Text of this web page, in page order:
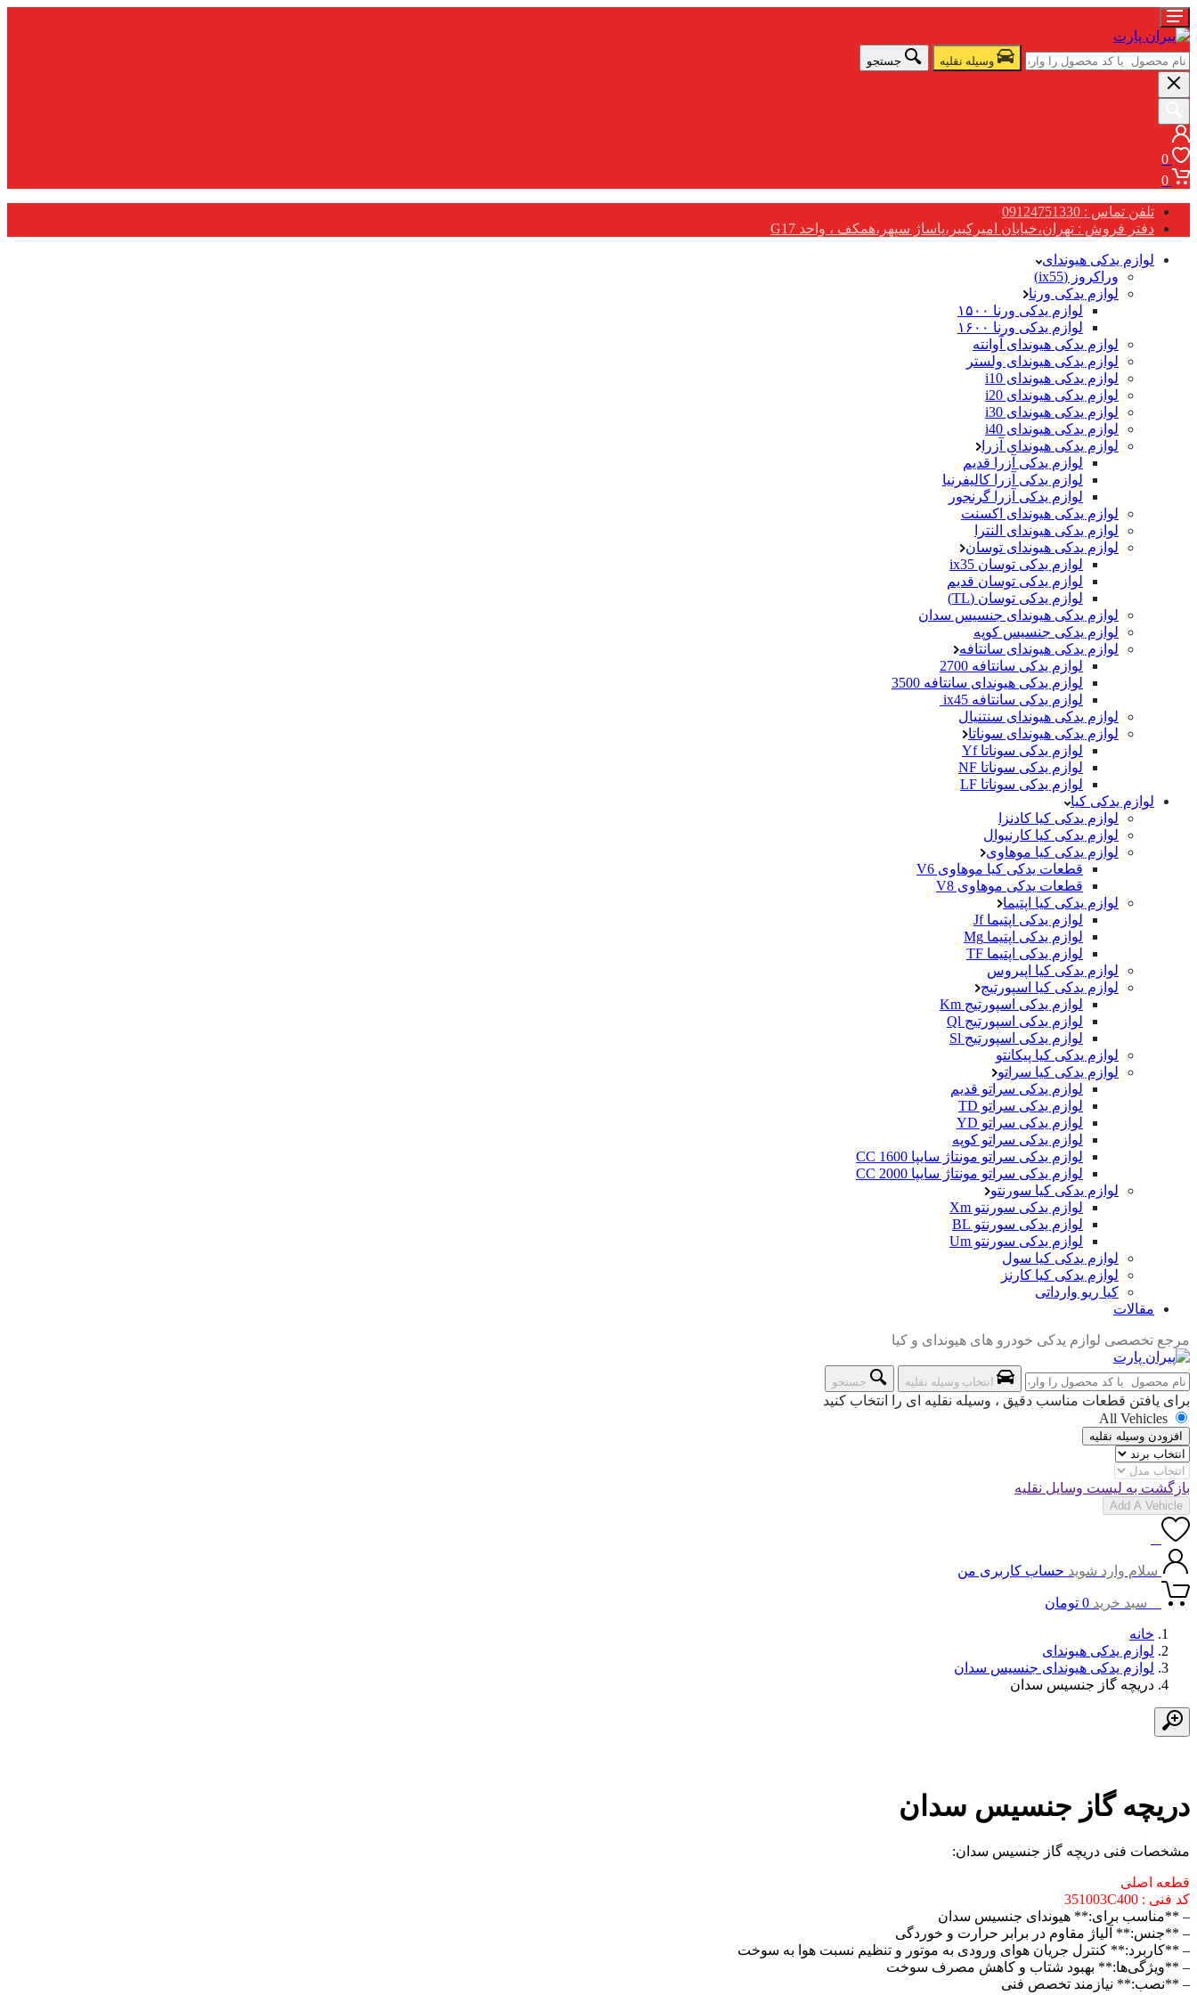
وسیله نقلیه جستجو
0
0
تلفن تماس : 09124751330
دفتر فروش : تهران،خیابان امیرکبیر،پاساژ سپهر،همکف ، واحد G17
لوازم یدکی هیوندای
وراکروز (ix55)
لوازم یدکی ورنا
لوازم یدکی ورنا ۱۵۰۰
لوازم یدکی ورنا ۱۶۰۰
لوازم یدکی هیوندای آوانته
لوازم یدکی هیوندای ولستر
لوازم یدکی هیوندای i10
لوازم یدکی هیوندای i20
لوازم یدکی هیوندای i30
لوازم یدکی هیوندای i40
لوازم یدکی هیوندای آزرا
لوازم یدکی آزرا قدیم
لوازم یدکی آزرا کالیفرنیا
لوازم یدکی آزرا گرنجور
لوازم یدکی هیوندای اکسنت
لوازم یدکی هیوندای النترا
لوازم یدکی هیوندای توسان
لوازم یدکی توسان ix35
لوازم یدکی توسان قدیم
لوازم یدکی توسان (TL)
لوازم یدکی هیوندای جنسیس سدان
لوازم یدکی جنسیس کوپه
لوازم یدکی هیوندای سانتافه
لوازم یدکی سانتافه 2700
لوازم یدکی هیوندای سانتافه 3500
لوازم یدکی سانتافه ix45
لوازم یدکی هیوندای سنتنیال
لوازم یدکی هیوندای سوناتا
لوازم یدکی سوناتا Yf
لوازم یدکی سوناتا NF
لوازم یدکی سوناتا LF
لوازم یدکی کیا
لوازم یدکی کیا کادنزا
لوازم یدکی کیا کارنیوال
لوازم یدکی کیا موهاوی
قطعات یدکی کیا موهاوی V6
قطعات یدکی موهاوی V8
لوازم یدکی کیا اپتیما
لوازم یدکی اپتیما Jf
لوازم یدکی اپتیما Mg
لوازم یدکی اپتیما TF
لوازم یدکی کیا اپیروس
لوازم یدکی کیا اسپورتیج
لوازم یدکی اسپورتیج Km
لوازم یدکی اسپورتیج Ql
لوازم یدکی اسپورتیج Sl
لوازم یدکی کیا پیکانتو
لوازم یدکی کیا سراتو
لوازم یدکی سراتو قدیم
لوازم یدکی سراتو TD
لوازم یدکی سراتو YD
لوازم یدکی سراتو کوپه
لوازم یدکی سراتو مونتاژ سایپا 1600 CC
لوازم یدکی سراتو مونتاژ سایپا 2000 CC
لوازم یدکی کیا سورنتو
لوازم یدکی سورنتو Xm
لوازم یدکی سورنتو BL
لوازم یدکی سورنتو Um
لوازم یدکی کیا سول
لوازم یدکی کیا کارنز
کیا ریو وارداتی
مقالات
مرجع تخصصی لوازم یدکی خودرو های هیوندای و کیا
انتخاب وسیله نقلیه جستجو
برای یافتن قطعات مناسب دقیق ، وسیله نقلیه ای را انتخاب کنید
All Vehicles
افزودن وسیله نقلیه
بازگشت به لیست وسایل نقلیه
Add A Vehicle
سلام وارد شوید حساب کاربری من
سبد خرید 0 تومان
خانه
لوازم یدکی هیوندای
لوازم یدکی هیوندای جنسیس سدان
دریچه گاز جنسیس سدان
دریچه گاز جنسیس سدان
مشخصات فنی دریچه گاز جنسیس سدان:
قطعه اصلی
کد فنی : 351003C400
– **مناسب برای:** هیوندای جنسیس سدان
– **جنس:** آلیاژ مقاوم در برابر حرارت و خوردگی
– **کاربرد:** کنترل جریان هوای ورودی به موتور و تنظیم نسبت هوا به سوخت
– **ویژگی‌ها:** بهبود شتاب و کاهش مصرف سوخت
– **نصب:** نیازمند تخصص فنی